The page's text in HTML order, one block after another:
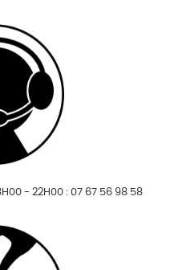
- 22H00 : 07 67 56 98 58